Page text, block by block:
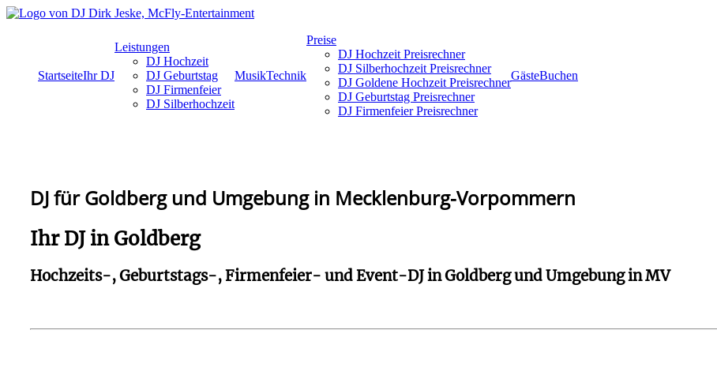
StartseiteIhr DJ
Leistungen
DJ Hochzeit
DJ Geburtstag
DJ Firmenfeier
DJ Silberhochzeit
MusikTechnik
Preise
DJ Hochzeit Preisrechner
DJ Silberhochzeit Preisrechner
DJ Goldene Hochzeit Preisrechner
DJ Geburtstag Preisrechner
DJ Firmenfeier Preisrechner
GästeBuchen
DJ für Goldberg und Umgebung in Mecklenburg-Vorpommern
Ihr DJ in Goldberg
Hochzeits-, Geburtstags-, Firmenfeier- und Event-DJ in Goldberg und Umgebung in MV